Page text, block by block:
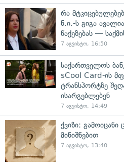
რა
ნ.ი.-ს გიგა
წაქეზებას —
7 აგვისტო, 16:50
საქართველოს
sCool Card-ის
ტრანსპორტზე
ისარგებლებენ
7 აგვისტო, 14:49
ქვიზი:
მინიშნებით
7 აგვისტო, 13:40